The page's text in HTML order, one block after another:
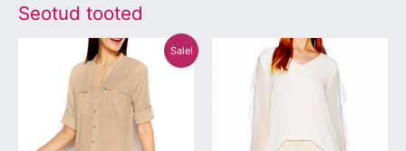
Seotud tooted
Sale!
Algne
hind
oli:
€139.90.
Praegune
hind
on:
€55.00.
Sellel
tootel
on
mitu
varianti.
Sellel
tootel
on
mitu
varianti.